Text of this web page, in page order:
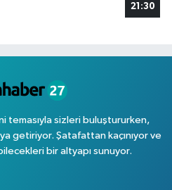
21:30
temasıyla sizleri buluştururken,
getiriyor. Şatafattan kaçınıyor ve
bir altyapı sunuyor.